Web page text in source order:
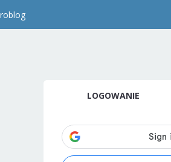
LOGOWANIE